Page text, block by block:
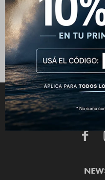
Billetera O'Neill Glass -
Habano
